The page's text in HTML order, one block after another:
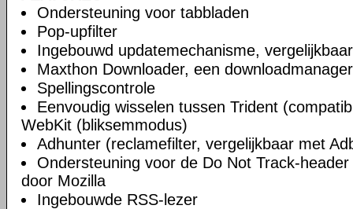
Ondersteuning voor tabbladen
Pop-upfilter
Ingebouwd updatemechanisme,
Maxthon Downloader, een downloadmanager
Spellingscontrole
Eenvoudig wisselen tussen Trident
WebKit (bliksemmodus)
Adhunter (reclamefilter, vergelijkbaar met
Ondersteuning voor de Do Not Track-
door Mozilla
Ingebouwde RSS-lezer